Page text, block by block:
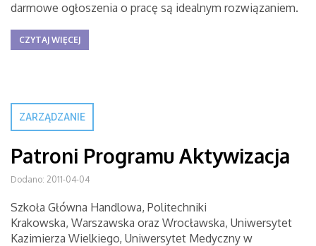
darmowe ogłoszenia o pracę są idealnym rozwiązaniem.
CZYTAJ WIĘCEJ
ZARZĄDZANIE
Patroni Programu Aktywizacja
Dodano: 2011-04-04
Szkoła Główna Handlowa, Politechniki
Krakowska, Warszawska oraz Wrocławska, Uniwersytet
Kazimierza Wielkiego, Uniwersytet Medyczny w